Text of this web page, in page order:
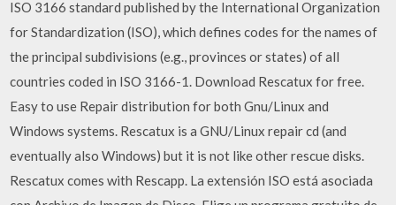
ISO 3166 standard published by the International Organization
for Standardization (ISO), which defines codes for the names of
the principal subdivisions (e.g., provinces or states) of all
countries coded in ISO 3166-1. Download Rescatux for free.
Easy to use Repair distribution for both Gnu/Linux and
Windows systems. Rescatux is a GNU/Linux repair cd (and
eventually also Windows) but it is not like other rescue disks.
Rescatux comes with Rescapp. La extensión ISO está asociada